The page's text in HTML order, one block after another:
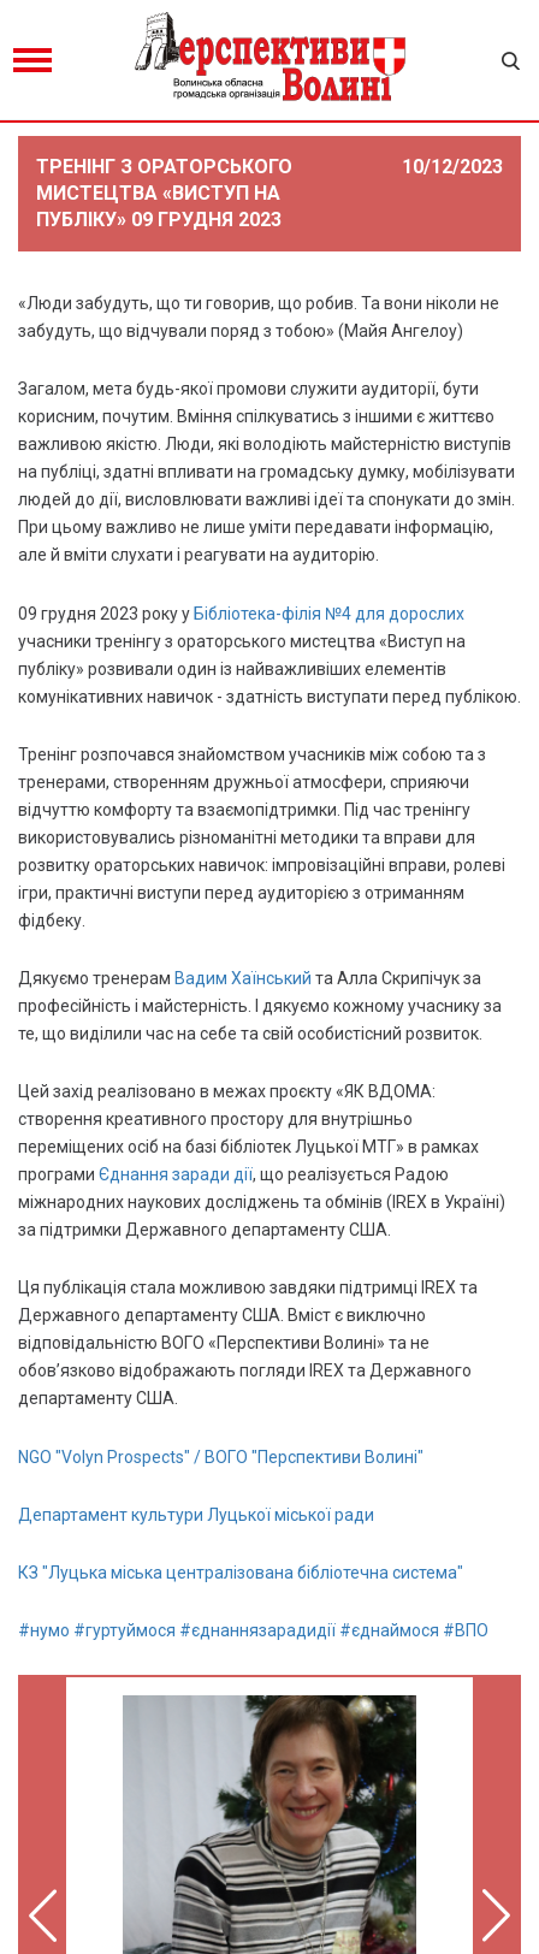
ТРЕНІНГ З ОРАТОРСЬКОГО
МИСТЕЦТВА «ВИСТУП НА
ПУБЛІКУ» 09 ГРУДНЯ 2023
10/12/2023
«Люди забудуть, що ти говорив, що робив. Та вони ніколи не
забудуть, що відчували поряд з тобою» (Майя Ангелоу)
Загалом, мета будь-якої промови служити аудиторії, бути
корисним, почутим. Вміння спілкуватись з іншими є життєво
важливою якістю. Люди, які володіють майстерністю виступів
на публіці, здатні впливати на громадську думку, мобілізувати
людей до дії, висловлювати важливі ідеї та спонукати до змін.
При цьому важливо не лише уміти передавати інформацію,
але й вміти слухати і реагувати на аудиторію.
09 грудня 2023 року уБібліотека-філія №4 для дорослих
учасники тренінгу з ораторського мистецтва «Виступ на
публіку» розвивали один із найважливіших елементів
комунікативних навичок - здатність виступати перед публікою.
Тренінг розпочався знайомством учасників між собою та з
тренерами, створенням дружньої атмосфери, сприяючи
відчуттю комфорту та взаємопідтримки. Під час тренінгу
використовувались різноманітні методики та вправи для
розвитку ораторських навичок: імпровізаційні вправи, ролеві
ігри, практичні виступи перед аудиторією з отриманням
фідбеку.
Дякуємо тренерам Вадим Хаїнський та Алла Скрипічук за
професійність і майстерність. І дякуємо кожному учаснику за
те, що виділили час на себе та свій особистісний розвиток.
Цей захід реалізовано в межах проєкту «ЯК ВДОМА:
створення креативного простору для внутрішньо
переміщених осіб на базі бібліотек Луцької МТГ» в рамках
програми Єднання заради дії, що реалізується Радою
міжнародних наукових досліджень та обмінів (IREX в Україні)
за підтримки Державного департаменту США.
Ця публікація стала можливою завдяки підтримці IREX та
Державного департаменту США. Вміст є виключно
відповідальністю ВОГО «Перспективи Волині» та не
обов’язково відображають погляди IREX та Державного
департаменту США.
NGO "Volyn Prospects" / ВОГО "Перспективи Волині"
Департамент культури Луцької міської ради
КЗ "Луцька міська централізована бібліотечна система"
#нумо #гуртуймося #єднаннязарадидії #єднаймося #ВПО